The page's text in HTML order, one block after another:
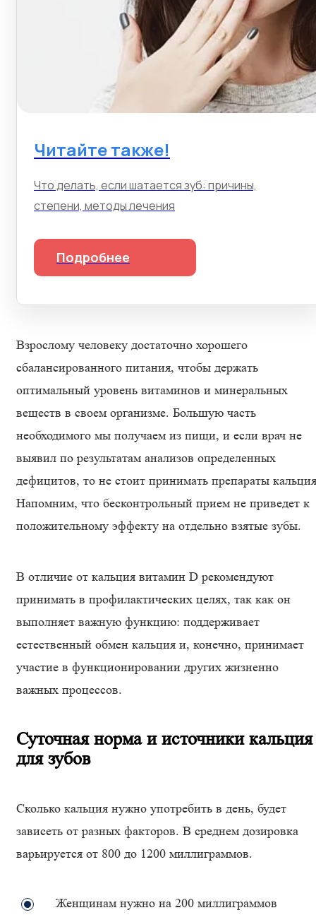
Читайте также!
Что делать, если шатается зуб: причины,
степени, методы лечения
Подробнее
Взрослому человеку достаточно хорошего
сбалансированного питания, чтобы держать
оптимальный уровень витаминов и минеральных
веществ в своем организме. Большую часть
необходимого мы получаем из пищи, и если врач не
выявил по результатам анализов определенных
дефицитов, то не стоит принимать препараты
Напомним, что бесконтрольный прием не приведет к
положительному эффекту на отдельно взятые зубы.
В отличие от кальция витамин D рекомендуют
принимать в профилактических целях, так как он
выполняет важную функцию: поддерживает
естественный обмен кальция и, конечно, принимает
участие в функционировании других жизненно
важных процессов.
Суточная норма и источники кальция
для зубов
Сколько кальция нужно употребить в день, будет
зависеть от разных факторов. В среднем дозировка
варьируется от 800 до 1200 миллиграммов.
Женщинам нужно на 200 миллиграммов